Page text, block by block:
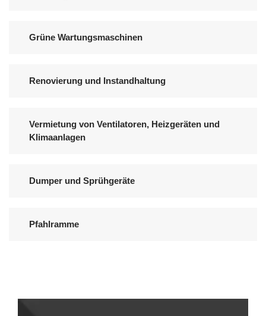
Grüne Wartungsmaschinen
Renovierung und Instandhaltung
Vermietung von Ventilatoren, Heizgeräten und
Klimaanlagen
Dumper und Sprühgeräte
Pfahlramme